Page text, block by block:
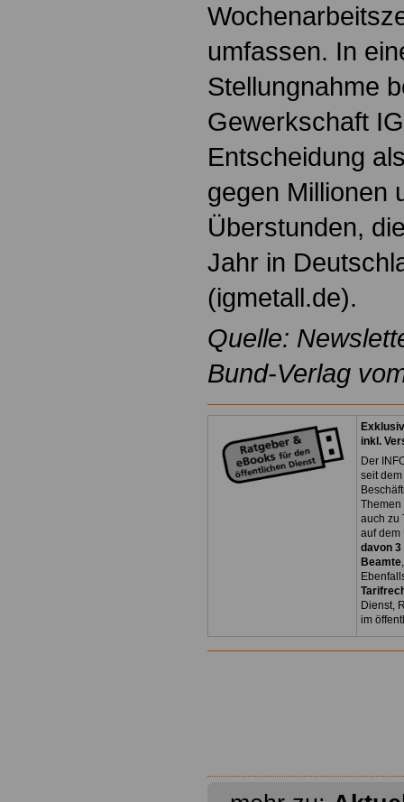
umfassen. In
Stellungnahme
Gewerkschaft
Entscheidung
gegen Millionen
Überstunden,
Jahr in
(igmetall.de).
Quelle:
Bund-Verlag
inkl.
Der
seit
Themen
auch zu
auf dem
davon 3
Beamte
Dienst,
im